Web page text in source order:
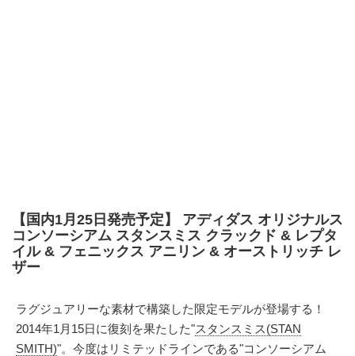
【国内1月25日発売予定】 アディダス オリジナルス
コンソーシアム スタンスミス クラックド & レプタ
イル & フェニックス アニリン & オーストリッチ レ
ザー
ラグジュアリーな素材で構築した限定モデルが登場する！
2014年1月15日に復刻を果たした"スタンスミス(STAN
SMITH)"。今度はリミテッドラインである"コンソーシアム